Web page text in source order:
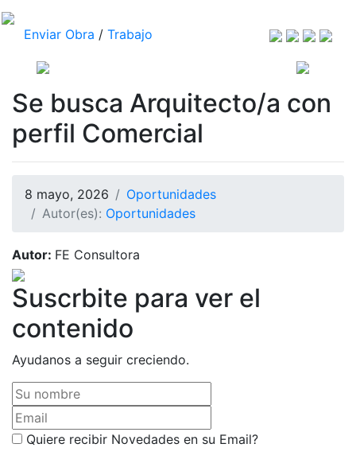
Enviar Obra / Trabajo
Se busca Arquitecto/a con
perfil Comercial
8 mayo, 2026
Oportunidades
Autor(es): Oportunidades
Autor: FE Consultora
Suscrbite para ver el
contenido
Ayudanos a seguir creciendo.
Su nombre
Email
Quiere recibir Novedades en su Email?